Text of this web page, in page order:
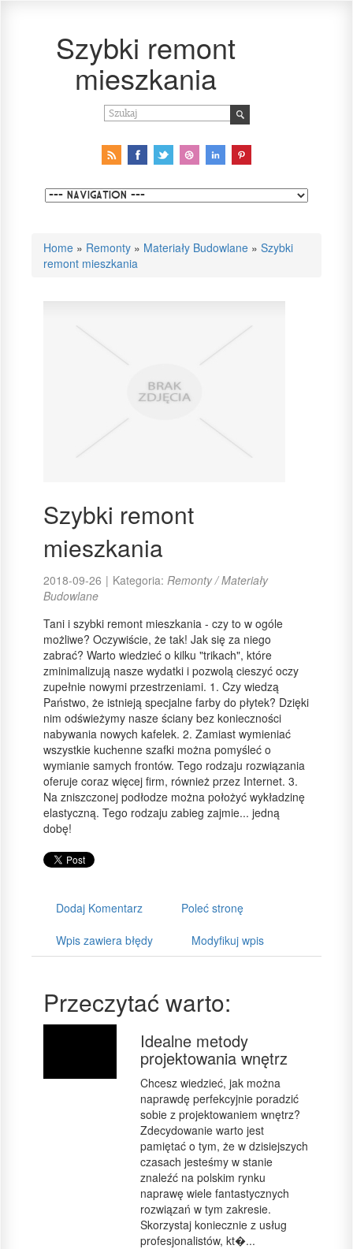
Szybki remont
mieszkania
Home » Remonty » Materiały Budowlane » Szybki
remont mieszkania
Szybki remont
mieszkania
2018-09-26 | Kategoria: Remonty / Materiały
Budowlane
Tani i szybki remont mieszkania - czy to w ogóle
możliwe? Oczywiście, że tak! Jak się za niego
zabrać? Warto wiedzieć o kilku "trikach", które
zminimalizują nasze wydatki i pozwolą cieszyć oczy
zupełnie nowymi przestrzeniami. 1. Czy wiedzą
Państwo, że istnieją specjalne farby do płytek? Dzięki
nim odświeżymy nasze ściany bez konieczności
nabywania nowych kafelek. 2. Zamiast wymieniać
wszystkie kuchenne szafki można pomyśleć o
wymianie samych frontów. Tego rodzaju rozwiązania
oferuje coraz więcej firm, również przez Internet. 3.
Na zniszczonej podłodze można położyć wykładzinę
elastyczną. Tego rodzaju zabieg zajmie... jedną
dobę!
Dodaj Komentarz Poleć stronę
Wpis zawiera błędy Modyfikuj wpis
Przeczytać warto:
Idealne metody
projektowania wnętrz
Chcesz wiedzieć, jak można
naprawdę perfekcyjnie poradzić
sobie z projektowaniem wnętrz?
Zdecydowanie warto jest
pamiętać o tym, że w dzisiejszych
czasach jesteśmy w stanie
znaleźć na polskim rynku
naprawę wiele fantastycznych
rozwiązań w tym zakresie.
Skorzystaj koniecznie z usług
profesjonalistów, kt�...